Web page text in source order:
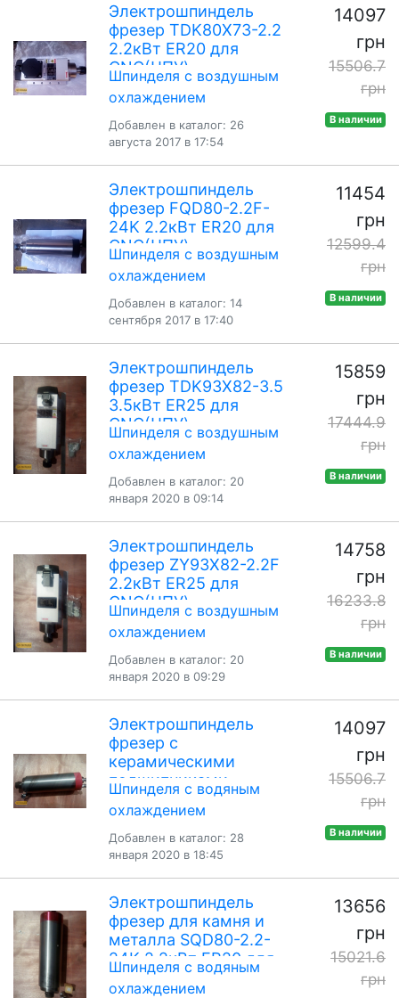
Электрошпиндель
фрезер TDK80X73-2.2
2.2кВт ER20 для
CNC(ЧПУ)
Шпинделя с воздушным
охлаждением
Добавлен в каталог: 26
августа 2017 в 17:54
14097
грн
15506.7
грн
В наличии
Электрошпиндель
фрезер FQD80-2.2F-
24K 2.2кВт ER20 для
CNC(ЧПУ)
Шпинделя с воздушным
охлаждением
Добавлен в каталог: 14
сентября 2017 в 17:40
11454
грн
12599.4
грн
В наличии
Электрошпиндель
фрезер TDK93X82-3.5
3.5кВт ER25 для
CNC(ЧПУ)
Шпинделя с воздушным
охлаждением
Добавлен в каталог: 20
января 2020 в 09:14
15859
грн
17444.9
грн
В наличии
Электрошпиндель
фрезер ZY93X82-2.2F
2.2кВт ER25 для
CNC(ЧПУ)
Шпинделя с воздушным
охлаждением
Добавлен в каталог: 20
января 2020 в 09:29
14758
грн
16233.8
грн
В наличии
Электрошпиндель
фрезер с
керамическими
подшипниками
SQD80-2.2T-24K
2.2кВт ER20 для
CNC(ЧПУ)
Шпинделя с водяным
охлаждением
Добавлен в каталог: 28
января 2020 в 18:45
14097
грн
15506.7
грн
В наличии
Электрошпиндель
фрезер для камня и
металла SQD80-2.2-
24K 2.2кВт ER20 для
CNC(ЧПУ)
Шпинделя с водяным
охлаждением
13656
грн
15021.6
грн